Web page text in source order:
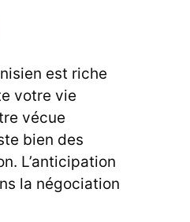
est riche
votre vie
vécue
bien des
L’anticipation
la négociation